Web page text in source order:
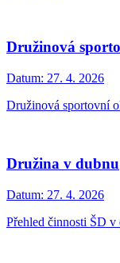
Družinová
Datum: 27. 4. 2026
Družinová sportovní
Družina v dubnu
Datum: 27. 4. 2026
Přehled činnosti ŠD v